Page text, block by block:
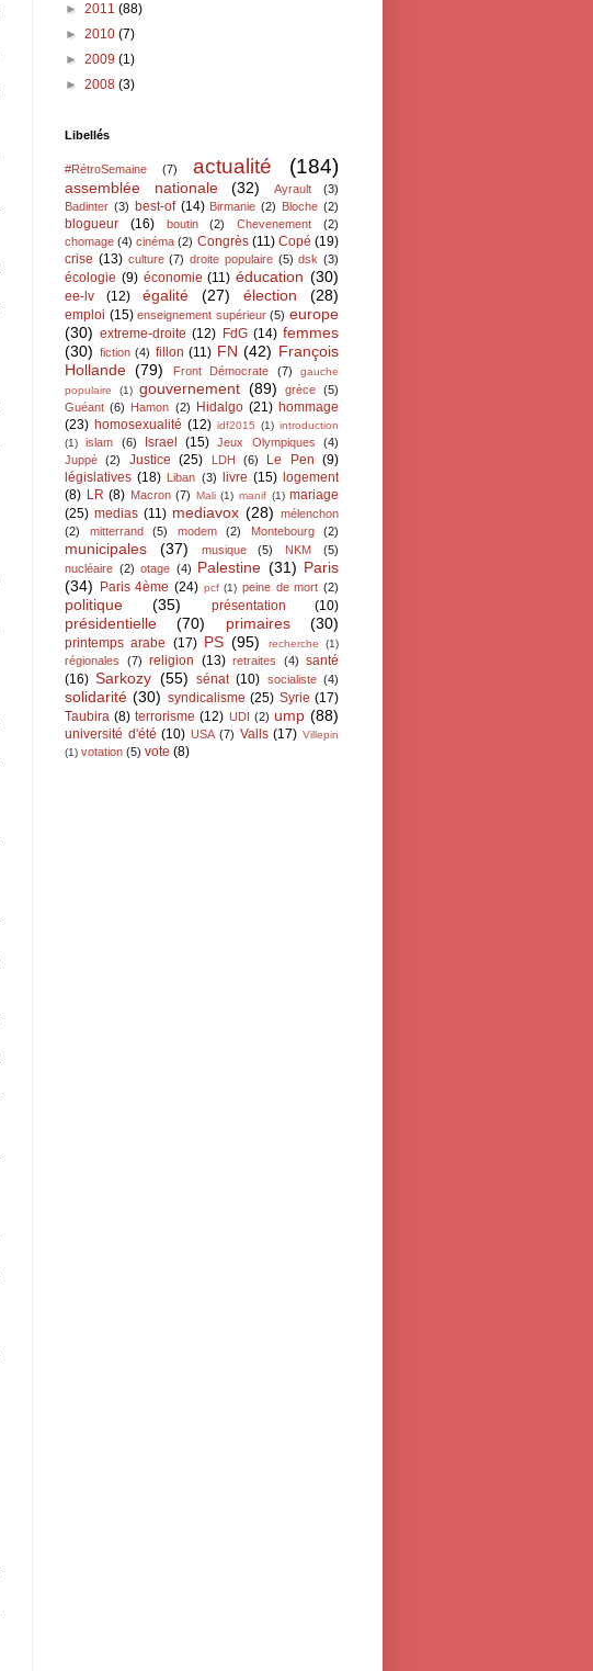
► 2011 (88)
► 2010 (7)
► 2009 (1)
► 2008 (3)
Libellés
#RétroSemaine (7) actualité (184)
assemblée nationale (32) Ayrault
(3)
Badinter (3) best-of (14) Birmanie (2) Bloche (2)
blogueur (16) boutin (2) Chevenement
(2)
chomage (4) cinéma (2) Congrès (11) Copé (19)
crise (13) culture (7) droite populaire (5) dsk (3)
écologie (9) économie (11) éducation (30)
ee-lv (12) égalité (27) élection (28)
emploi (15) enseignement supérieur (5) europe
(30) extreme-droite (12) FdG (14) femmes
(30) fiction (4) fillon (11) FN (42) François
Hollande (79) Front Démocrate (7)
gauche
populaire
(1) gouvernement (89) grèce (5)
Guéant (6) Hamon (2) Hidalgo (21) hommage
(23) homosexualité (12) idf2015 (1) introduction
(1)
islam (6) Israel (15) Jeux Olympiques
(4)
Juppé
(2) Justice (25) LDH (6) Le Pen (9)
législatives (18) Liban (3) livre (15) logement
(8) LR (8) Macron (7) Mali (1) manif (1) mariage
(25) medias (11) mediavox (28) mélenchon
(2)
mitterrand (5) modem (2) Montebourg (2)
municipales (37) musique (5) NKM
(5)
nucléaire (2) otage (4) Palestine (31) Paris
(34)
Paris 4ème (24) pcf (1) peine de mort (2)
politique (35) présentation (10)
présidentielle (70) primaires (30)
printemps arabe (17) PS (95) recherche (1)
régionales (7) religion (13) retraites (4) santé
(16) Sarkozy (55) sénat (10) socialiste (4)
solidarité (30) syndicalisme (25) Syrie (17)
Taubira (8) terrorisme (12) UDI (2) ump (88)
université d'été (10) USA (7) Valls (17) Villepin
(1) votation (5) vote (8)